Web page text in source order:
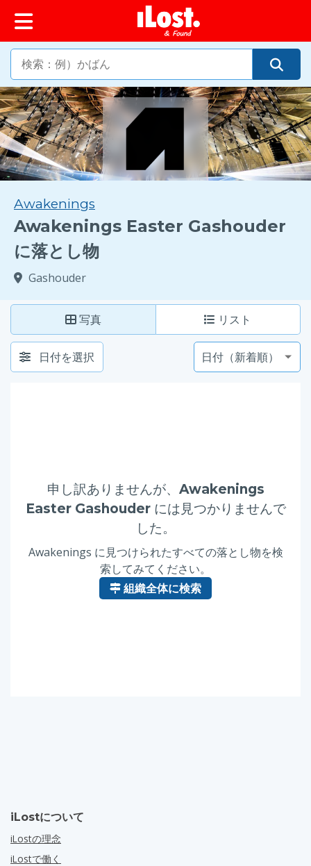
ップ
Awakenings
Awakenings Easter Gashouder
に落とし物
Gashouder
写真 リスト
日付を選択
申し訳ありませんが、 Awakenings
Easter Gashouder には見つかりませんで
した。
Awakenings に見つけられたすべての落とし物を検
索してみてください。
組織全体に検索
iLostについて
iLostの理念
iLostで働く